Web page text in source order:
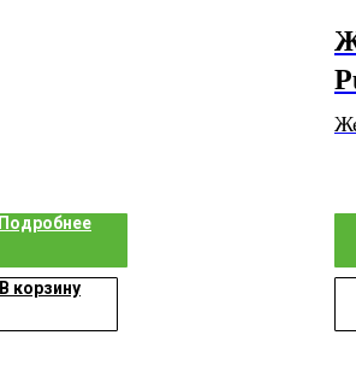
Подробнее
В корзину